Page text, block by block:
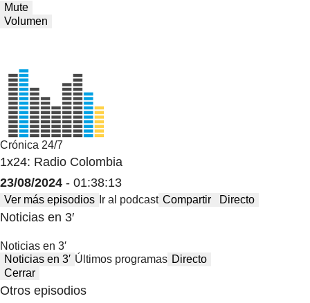
Mute
Volumen
Crónica 24/7
1x24: Radio Colombia
23/08/2024 - 01:38:13
Ver más episodios Ir al podcast Compartir Directo
Noticias en 3′
Noticias en 3′
Noticias en 3′ Últimos programas Directo
Cerrar
Otros episodios